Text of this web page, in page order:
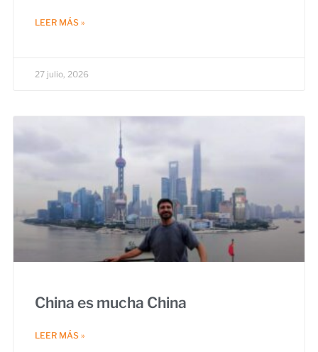
LEER MÁS »
27 julio, 2026
China es mucha China
LEER MÁS »